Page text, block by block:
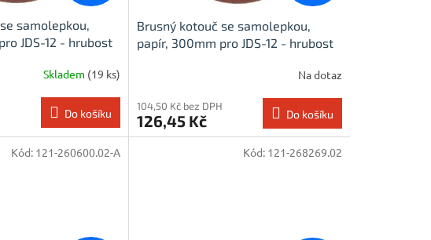
samolepkou,
JDS-12 - hrubost
Skladem (19 ks)
Do košíku
Brusný kotouč se samolepkou,
papír, 300mm pro JDS-12 - hrubost
Na dotaz
104,50 Kč bez DPH
126,45 Kč Do košíku
Kód: 121-260600.02-A Kód: 121-268269.02